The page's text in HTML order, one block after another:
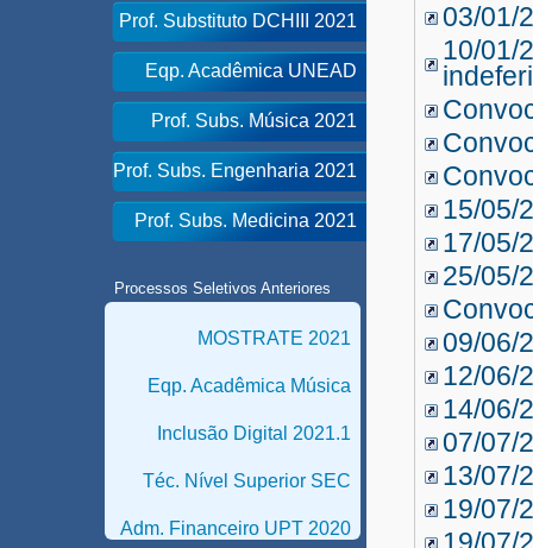
Prof. Substituto DCHIII 2021
Eqp. Acadêmica UNEAD
Prof. Subs. Música 2021
Prof. Subs. Engenharia 2021
Prof. Subs. Medicina 2021
Processos Seletivos Anteriores
MOSTRATE 2021
Eqp. Acadêmica Música
Inclusão Digital 2021.1
Téc. Nível Superior SEC
Adm. Financeiro UPT 2020
03/01/
10/01/
15/05/
17/05/
25/05/
09/06/
12/06/
14/06/
07/07/
13/07/
19/07/